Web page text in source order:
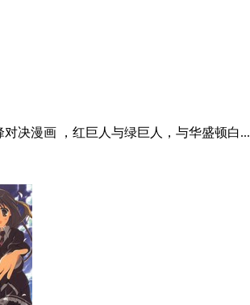
对决漫画 ，红巨人与绿巨人，与华盛顿白...